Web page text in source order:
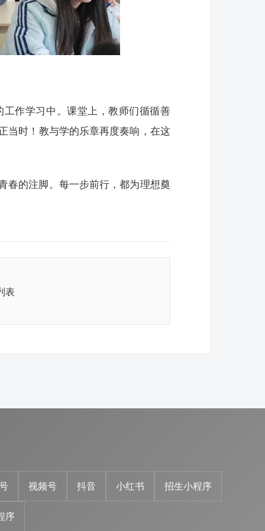
作学习中。课堂上，教师们循循善
当时！教与学的乐章再度奏响，在这
春的注脚。每一步前行，都为理想奠
表
视频号 抖音 小红书 招生小程序
序